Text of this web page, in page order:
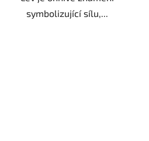
symbolizující sílu,...